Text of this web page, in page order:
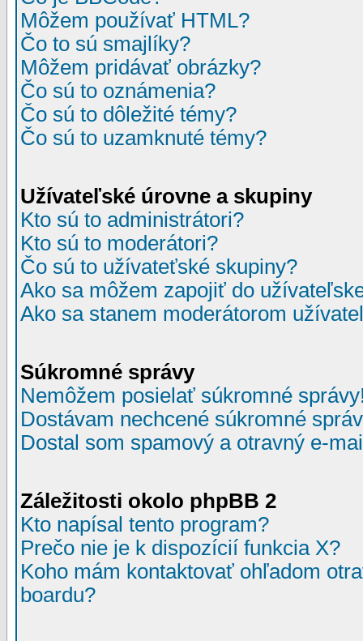
Môžem používať HTML?
Čo to sú smajlíky?
Môžem pridávať obrázky?
Čo sú to oznámenia?
Čo sú to dôležité témy?
Čo sú to uzamknuté témy?
Užívateľské úrovne a skupiny
Kto sú to administrátori?
Kto sú to moderátori?
Čo sú to užívateťské skupiny?
Ako sa môžem zapojiť do
Ako sa stanem moderátorom
Súkromné správy
Nemôžem posielať súkromné
Dostávam nechcené súkromné
Dostal som spamový a otravný e-
Záležitosti okolo phpBB 2
Kto napísal tento program?
Prečo nie je k dispozícií funkcia X?
Koho mám kontaktovať ohľadom
boardu?